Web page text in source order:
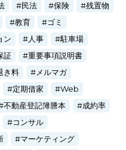
民法 保険
残置物
教育
ゴミ
ン 人事
駐車場
証
重要事項説明書
き料
メルマガ
定期借家
Web
不動産登記簿謄本
成約率
コンサル
マーケティング